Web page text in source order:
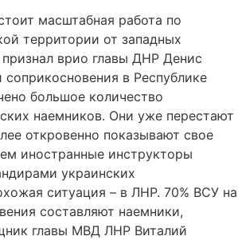
масштабная работа по
территории от западных
признал врио главы ДНР Денис
в Республике
большое количество
наемников. Они уже перестают
откровенно показывают свое
иностранные инструкторы
украинских
ситуация – в ЛНР. 70% ВСУ на
составляют наемники,
главы МВД ЛНР Виталий